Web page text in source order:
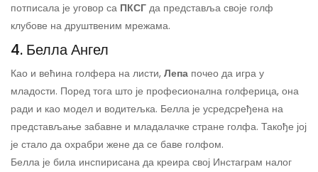
потписала је уговор са ПКСГ да представља своје голф
клубове на друштвеним мрежама.
4. Белла Ангел
Као и већина голфера на листи, Лепа почео да игра у
младости. Поред тога што је професионална голферица, она
ради и као модел и водитељка. Белла је усредсређена на
представљање забавне и младалачке стране голфа. Такође јој
је стало да охрабри жене да се баве голфом.
Белла је била инспирисана да креира свој Инстаграм налог